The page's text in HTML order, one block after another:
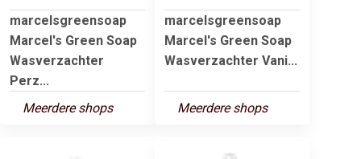
marcelsgreensoap
Marcel's Green Soap
Wasverzachter
Perz...
Meerdere shops
marcelsgreensoap
Marcel's Green Soap
Wasverzachter Vani...
Meerdere shops